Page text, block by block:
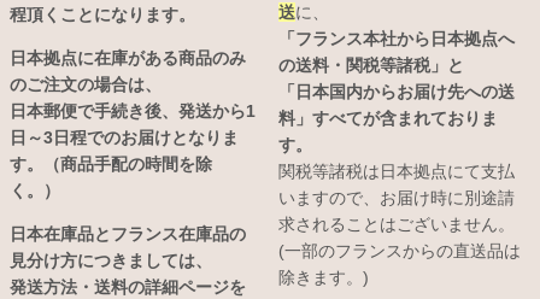
程頂くことになります。
日本拠点に在庫がある商品のみ
のご注文の場合は、
日本郵便で手続き後、発送から1
日～3日程でのお届けとなりま
す。（商品手配の時間を除
く。）
日本在庫品とフランス在庫品の
見分け方につきましては、
発送方法・送料の詳細ページを
送に、
「フランス本社から日本拠点へ
の送料・関税等諸税」と
「日本国内からお届け先への送
料」すべてが含まれておりま
す。
関税等諸税は日本拠点にて支払
いますので、お届け時に別途請
求されることはございません。
(一部のフランスからの直送品は
除きます。)